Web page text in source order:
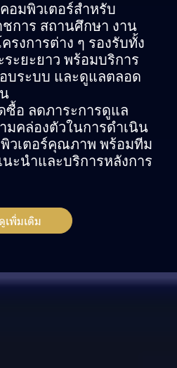
อมพิวเตอร์สำหรับ
การ สถานศึกษา งาน
รงการต่าง ๆ รองรับทั้ง
ะยะยาว พร้อมบริการ
บระบบ และดูแลตลอด
อ ลดภาระการดูแล
มคล่องตัวในการดำเนิน
วเตอร์คุณภาพ พร้อมทีม
ะนำและบริการหลังการ
ดูเพิ่มเติม